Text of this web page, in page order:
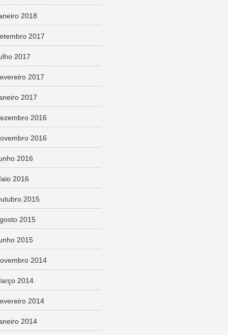
2018
2017
2017
2017
2017
2016
2016
2016
2016
2015
2015
2015
2014
2014
2014
2014